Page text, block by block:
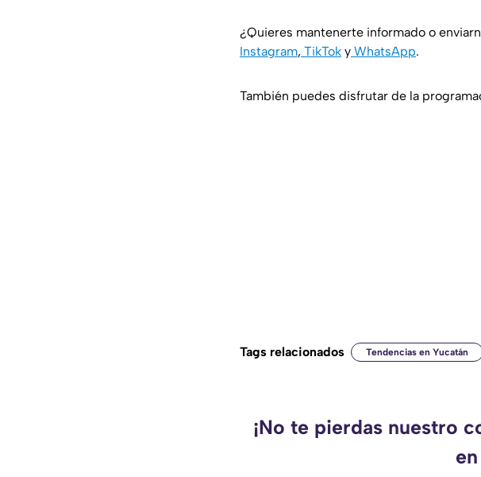
¿Quieres mantenerte informado o
Instagram, TikTok y WhatsApp.
También puedes disfrutar de la
Tags relacionados Tendencias en Yucatán
¡No te pierdas nuestro